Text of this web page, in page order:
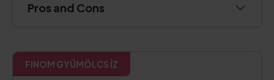
Pros and Cons
FINOM GYÜMÖLCS ÍZ